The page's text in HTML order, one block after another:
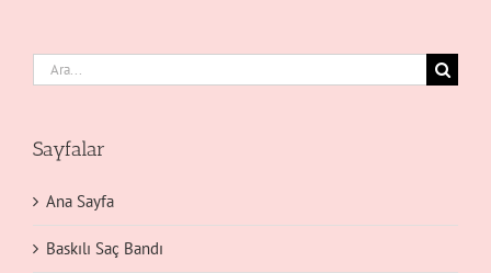
Ara:
Sayfalar
Ana Sayfa
Baskılı Saç Bandı